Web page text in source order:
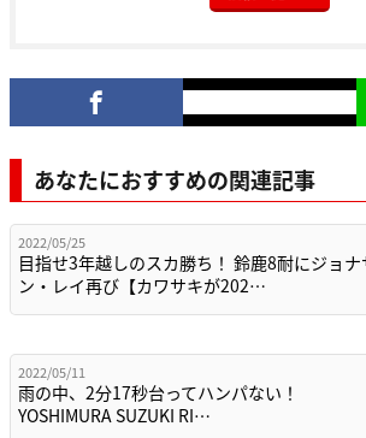
あなたにおすすめの関連記事
2022/05/25
目指せ3年越しのスカ勝ち！ 鈴鹿8耐にジョナ
ン・レイ再び【カワサキが202…
2022/05/11
雨の中、2分17秒台ってハンパない！
YOSHIMURA SUZUKI RI…